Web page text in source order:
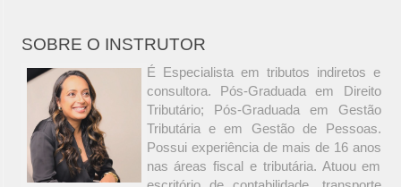
SOBRE O INSTRUTOR
É Especialista em tributos indiretos e
consultora. Pós-Graduada em Direito
Tributário; Pós-Graduada em Gestão
Tributária e em Gestão de Pessoas.
Possui experiência de mais de 16 anos
nas áreas fiscal e tributária. Atuou em